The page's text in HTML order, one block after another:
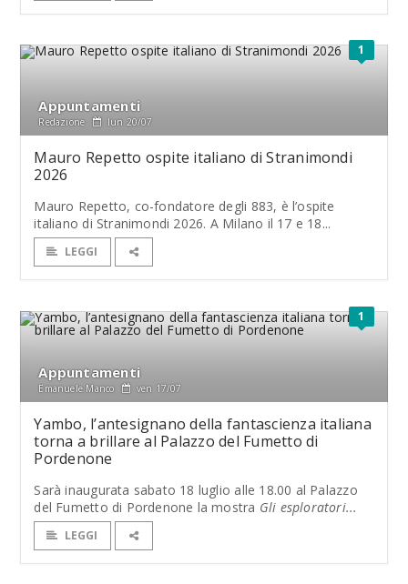
1
Appuntamenti
Redazione lun 20/07
Mauro Repetto ospite italiano di Stranimondi
2026
Mauro Repetto, co-fondatore degli 883, è l’ospite
italiano di Stranimondi 2026. A Milano il 17 e 18...
LEGGI
1
Appuntamenti
Emanuele Manco ven 17/07
Yambo, l’antesignano della fantascienza italiana
torna a brillare al Palazzo del Fumetto di
Pordenone
Sarà inaugurata sabato 18 luglio alle 18.00 al Palazzo
del Fumetto di Pordenone la mostra Gli esploratori...
LEGGI